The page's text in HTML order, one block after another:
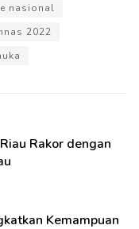
nasional
2022
Rakor dengan
Kemampuan